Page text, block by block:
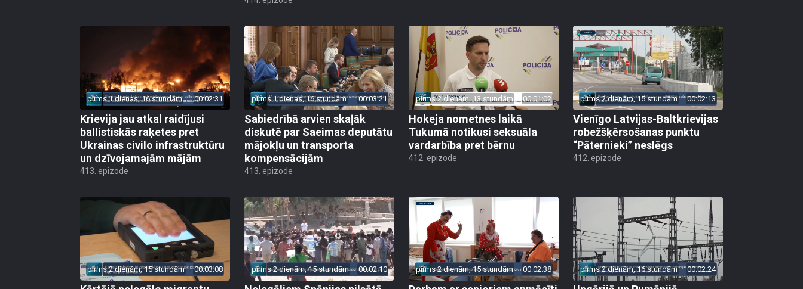
pirms 1 dienas, 16 stundām 00:02:31
Krievija jau atkal raidījusi
ballistiskās raķetes pret
Ukrainas civilo infrastruktūru
un dzīvojamajām mājām
413. epizode
pirms 1 dienas, 16 stundām 00:03:21
Sabiedrībā arvien skaļāk
diskutē par Saeimas deputātu
mājokļu un transporta
kompensācijām
413. epizode
pirms 2 dienām, 13 stundām 00:01:02
Hokeja nometnes laikā
Tukumā notikusi seksuāla
vardarbība pret bērnu
412. epizode
pirms 2 dienām, 15 stundām 00:02:13
Vienīgo Latvijas-Baltkrievijas
robežšķērsošanas punktu
“Pāternieki” neslēgs
412. epizode
pirms 2 dienām, 15 stundām 00:03:08 pirms 2 dienām, 15 stundām 00:02:10 pirms 2 dienām, 15 stundām 00:02:38 pirms 2 dienām, 16 stundām 00:02:24